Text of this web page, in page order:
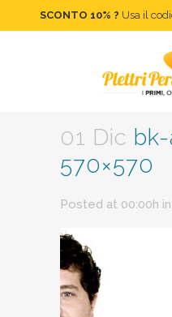
SCONTO 10% ? Usa il
bk-
01 Dic
570×570
Posted at 00:00h in